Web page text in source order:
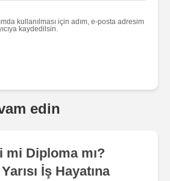
kullanılması için adım, e-posta adresim
kaydedilsin.
edin
mi Diploma mı?
İş Hayatına